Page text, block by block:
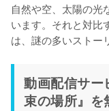
自然や空、太陽の光
います。それと対比
は、謎の多いストー
動画配信サー
束の場所』を